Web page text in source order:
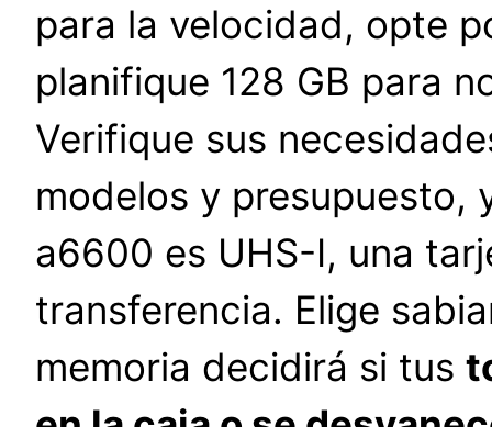
para la velocidad, opte
planifique 128 GB para
Verifique sus
modelos y presupuesto,
a6600 es UHS-I, una
transferencia. Elige
memoria decidirá si tus